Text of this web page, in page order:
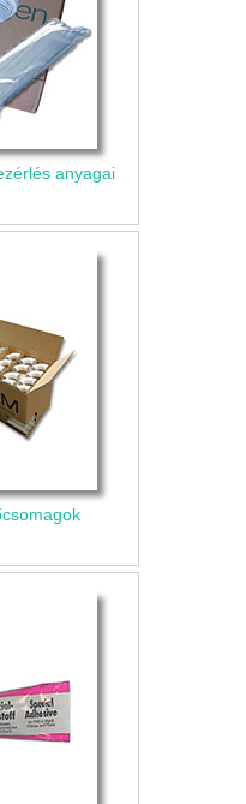
anyagai